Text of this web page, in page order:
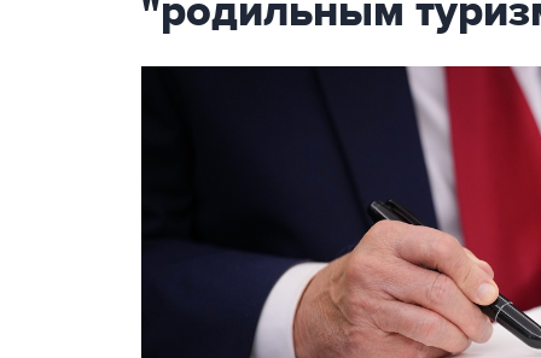
"родильным